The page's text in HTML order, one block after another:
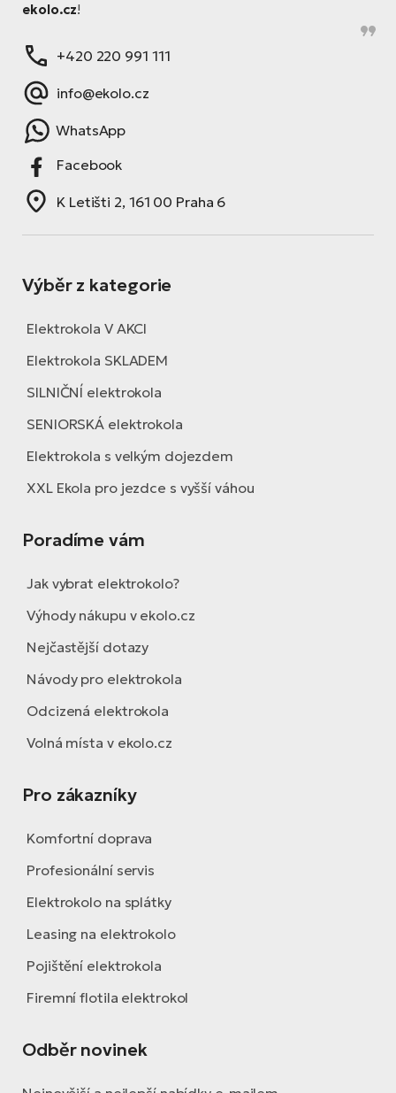
ekolo.cz!
+420 220 991 111
info@ekolo.cz
WhatsApp
Facebook
K Letišti 2, 161 00 Praha 6
Výběr z kategorie
Elektrokola V AKCI
Elektrokola SKLADEM
SILNIČNÍ elektrokola
SENIORSKÁ elektrokola
Elektrokola s velkým dojezdem
XXL Ekola pro jezdce s vyšší váhou
Poradíme vám
Jak vybrat elektrokolo?
Výhody nákupu v ekolo.cz
Nejčastější dotazy
Návody pro elektrokola
Odcizená elektrokola
Volná místa v ekolo.cz
Pro zákazníky
Komfortní doprava
Profesionální servis
Elektrokolo na splátky
Leasing na elektrokolo
Pojištění elektrokola
Firemní flotila elektrokol
Odběr novinek